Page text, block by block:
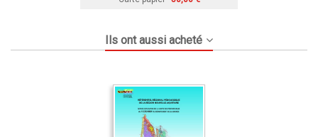
Ils ont aussi acheté